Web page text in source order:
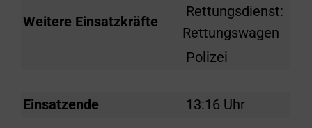
Weitere Einsatzkräfte
Rettungsdienst:
Rettungswagen
Polizei
Einsatzende 13:16 Uhr